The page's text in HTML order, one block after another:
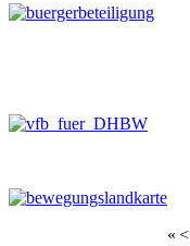
« <